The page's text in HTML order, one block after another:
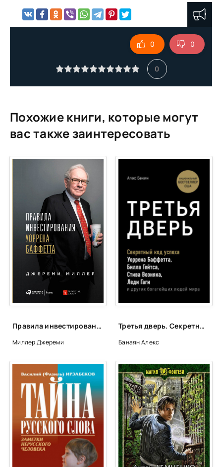
17
30
32
34
35
0
0 0
Похожие книги, которые могут
вас также заинтересовать
Правила инвестирования Уоррена Баффетта - Джереми Миллер
Миллер Джереми
Третья дверь. Секретный код успеха Билла Гейтса, Уоррена Баффетта, Стива Возняка, Леди Гаги и других богатейших людей мира - Алекс Банаян
Банаян Алекс